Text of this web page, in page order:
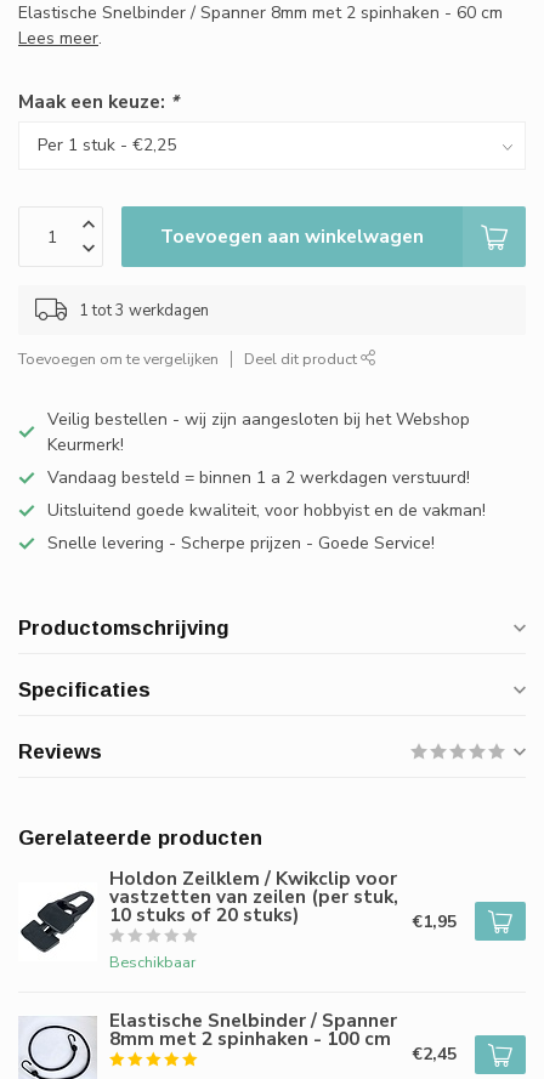
Elastische Snelbinder / Spanner 8mm met 2 spinhaken - 60 cm
Lees meer.
Maak een keuze: *
Toevoegen aan winkelwagen
1 tot 3 werkdagen
Toevoegen om te vergelijken Deel dit product
Veilig bestellen - wij zijn aangesloten bij het Webshop
Keurmerk!
Vandaag besteld = binnen 1 a 2 werkdagen verstuurd!
Uitsluitend goede kwaliteit, voor hobbyist en de vakman!
Snelle levering - Scherpe prijzen - Goede Service!
Productomschrijving
Specificaties
Reviews
Gerelateerde producten
Holdon Zeilklem / Kwikclip voor
vastzetten van zeilen (per stuk,
10 stuks of 20 stuks)
Beschikbaar
€1,95
Elastische Snelbinder / Spanner
8mm met 2 spinhaken - 100 cm
€2,45